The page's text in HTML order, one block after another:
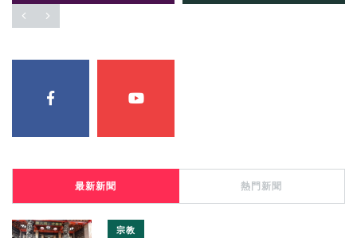
最新新聞 熱門新聞
宗教